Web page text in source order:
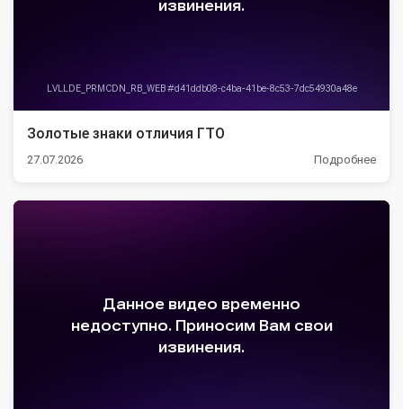
Золотые знаки отличия ГТО
27.07.2026 Подробнее